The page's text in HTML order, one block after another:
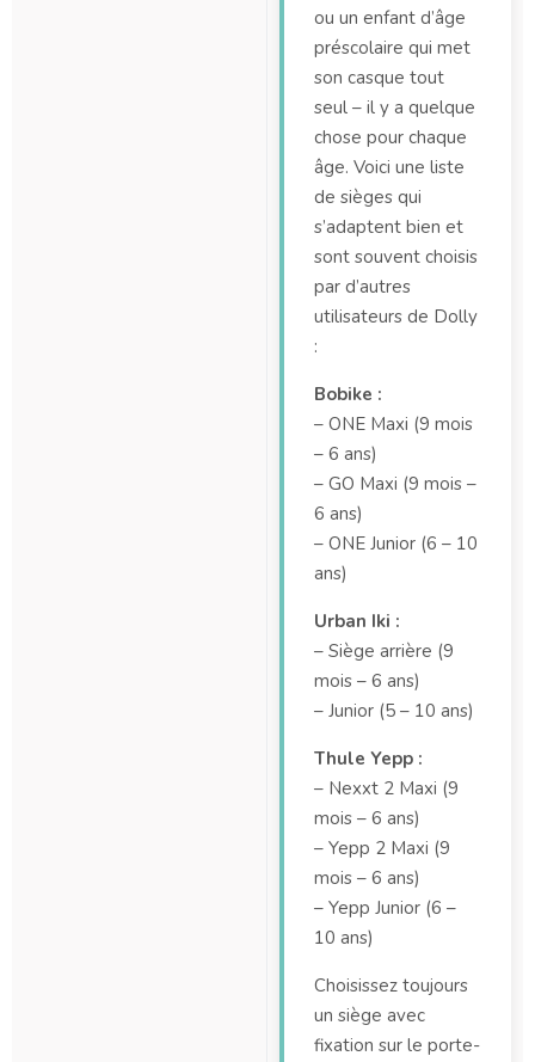
ou un enfant d’âge
préscolaire qui met
son casque tout
seul – il y a quelque
chose pour chaque
âge. Voici une liste
de sièges qui
s’adaptent bien et
sont souvent choisis
par d’autres
utilisateurs de Dolly
:
Bobike :
– ONE Maxi (9 mois
– 6 ans)
– GO Maxi (9 mois –
6 ans)
– ONE Junior (6 – 10
ans)
Urban Iki :
– Siège arrière (9
mois – 6 ans)
– Junior (5 – 10 ans)
Thule Yepp :
– Nexxt 2 Maxi (9
mois – 6 ans)
– Yepp 2 Maxi (9
mois – 6 ans)
– Yepp Junior (6 –
10 ans)
Choisissez toujours
un siège avec
fixation sur le porte-